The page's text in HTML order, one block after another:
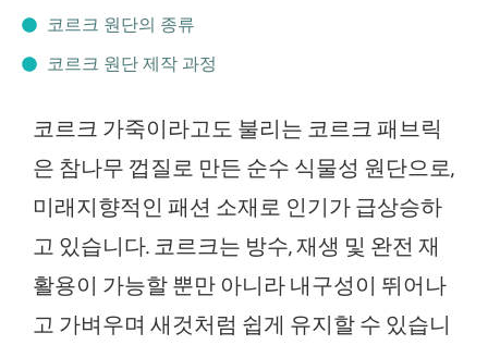
코르크 원단의 종류
코르크 원단 제작 과정
코르크 가죽이라고도 불리는 코르크 패브릭
은 참나무 껍질로 만든 순수 식물성 원단으로,
미래지향적인 패션 소재로 인기가 급상승하
고 있습니다. 코르크는 방수, 재생 및 완전 재
활용이 가능할 뿐만 아니라 내구성이 뛰어나
고 가벼우며 새것처럼 쉽게 유지할 수 있습니